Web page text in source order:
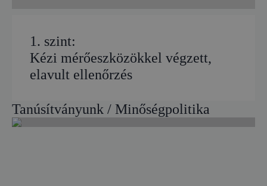
1. szint:
Kézi mérőeszközökkel végzett,
elavult ellenőrzés
Tanúsítványunk / Minőségpolitika